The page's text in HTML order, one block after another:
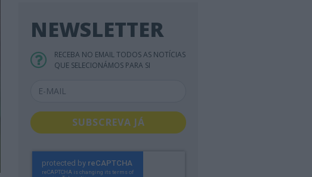
NEWSLETTER
RECEBA NO EMAIL TODOS AS NOTÍCIAS
QUE SELECIONÁMOS PARA SI
SUBSCREVA JÁ